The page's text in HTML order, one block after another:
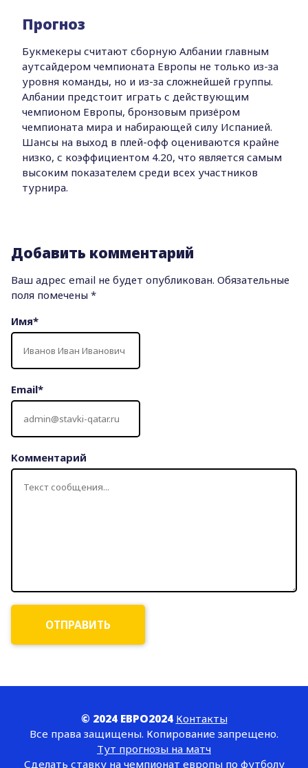
Прогноз
Букмекеры считают сборную Албании главным
аутсайдером чемпионата Европы не только из-за
уровня команды, но и из-за сложнейшей группы.
Албании предстоит играть с действующим
чемпионом Европы, бронзовым призёром
чемпионата мира и набирающей силу Испанией.
Шансы на выход в плей-офф оцениваются крайне
низко, с коэффициентом 4.20, что является самым
высоким показателем среди всех участников
турнира.
Добавить комментарий
Ваш адрес email не будет опубликован. Обязательные
поля помечены *
Комментарий
Имя*
Email*
© 2024 ЕВРО2024 Контакты
Все права защищены. Копирование запрещено.
Тут прогнозы на матч
Сделать ставку на чемпионат европы по футболу